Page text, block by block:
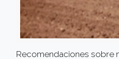
Recomendaciones sobre